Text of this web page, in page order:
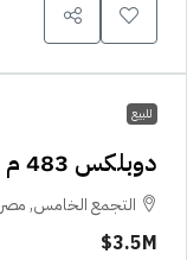
للبيع
دوبلكس 483 م للبيع فى زيد ايست
التجمع الخامس, مصر
3.5M$